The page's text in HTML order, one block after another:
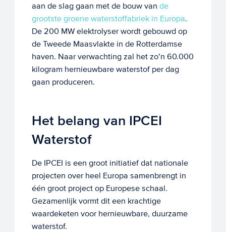
aan de slag gaan met de bouw van de
grootste groene waterstoffabriek in Europa.
De 200 MW elektrolyser wordt gebouwd op
de Tweede Maasvlakte in de Rotterdamse
haven. Naar verwachting zal het zo’n 60.000
kilogram hernieuwbare waterstof per dag
gaan produceren.
Het belang van IPCEI
Waterstof
De IPCEI is een groot initiatief dat nationale
projecten over heel Europa samenbrengt in
één groot project op Europese schaal.
Gezamenlijk vormt dit een krachtige
waardeketen voor hernieuwbare, duurzame
waterstof.